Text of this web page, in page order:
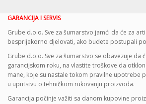
GARANCIJA I SERVIS
Grube d.o.o. Sve za šumarstvo jamći da će za
besprijekorno djelovati, ako budete postupali
Grube d.o.o. Sve za šumarstvo se obavezuje da
garancijskom roku, na vlastite troškove da
mane, koje su nastale tokom pravilne upotrebe
u uputstvu o tehničkom rukovanju proizvoda.
Garancija počinje važiti sa danom kupovine